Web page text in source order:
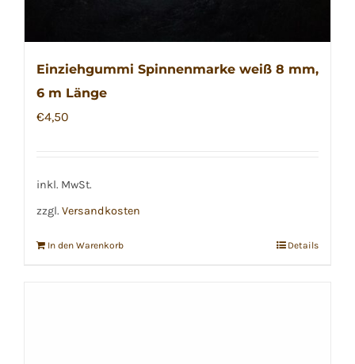
Einziehgummi Spinnenmarke weiß 8 mm,
6 m Länge
€4,50
inkl. MwSt.
zzgl. Versandkosten
In den Warenkorb Details